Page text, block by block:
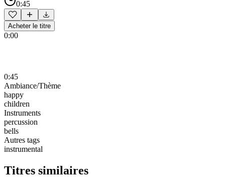
0:45
Acheter le titre
0:00
0:45
Ambiance/Thème
happy
children
Instruments
percussion
bells
Autres tags
instrumental
Titres similaires